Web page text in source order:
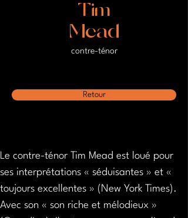
Tim
Mead
contre-ténor
Retour
Le contre-ténor Tim Mead est loué pour
ses interprétations « séduisantes » et «
toujours excellentes » (New York Times).
Avec son « son riche et mélodieux »